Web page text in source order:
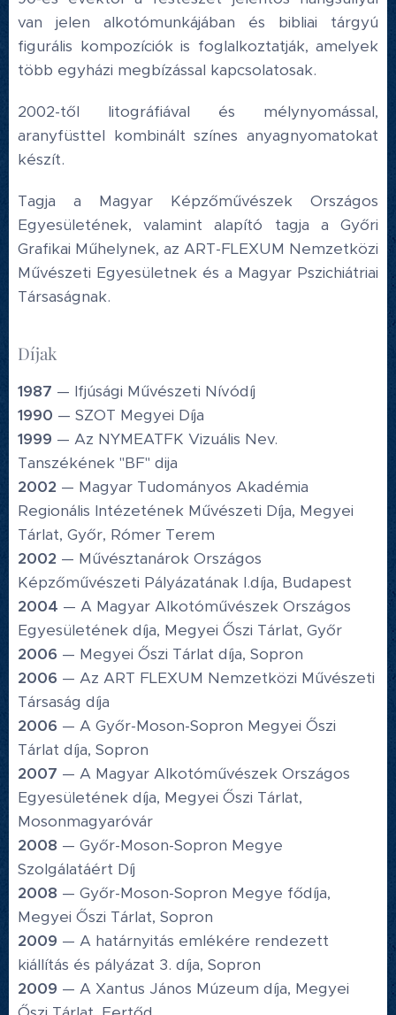
van jelen alkotómunkájában és bibliai tárgyú
figurális kompozíciók is foglalkoztatják, amelyek
több egyházi megbízással kapcsolatosak.
2002-től litográfiával és mélynyomással,
aranyfüsttel kombinált színes anyagnyomatokat
készít.
Tagja a Magyar Képzőművészek Országos
Egyesületének, valamint alapító tagja a Győri
Grafikai Műhelynek, az ART-FLEXUM Nemzetközi
Művészeti Egyesületnek és a Magyar Pszichiátriai
Társaságnak.
Díjak
1987 — Ifjúsági Művészeti Nívódíj
1990 — SZOT Megyei Díja
1999 — Az NYMEATFK Vizuális Nev.
Tanszékének "BF" dija
2002 — Magyar Tudományos Akadémia
Regionális Intézetének Művészeti Díja, Megyei
Tárlat, Győr, Rómer Terem
2002 — Művésztanárok Országos
Képzőművészeti Pályázatának I.díja, Budapest
2004 — A Magyar Alkotóművészek Országos
Egyesületének díja, Megyei Őszi Tárlat, Győr
2006 — Megyei Őszi Tárlat díja, Sopron
2006 — Az ART FLEXUM Nemzetközi Művészeti
Társaság díja
2006 — A Győr-Moson-Sopron Megyei Őszi
Tárlat díja, Sopron
2007 — A Magyar Alkotóművészek Országos
Egyesületének díja, Megyei Őszi Tárlat,
Mosonmagyaróvár
2008 — Győr-Moson-Sopron Megye
Szolgálatáért Díj
2008 — Győr-Moson-Sopron Megye fődíja,
Megyei Őszi Tárlat, Sopron
2009 — A határnyitás emlékére rendezett
kiállítás és pályázat 3. díja, Sopron
2009 — A Xantus János Múzeum díja, Megyei